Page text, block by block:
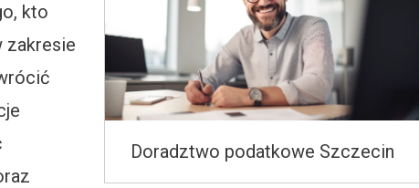
Doradztwo podatkowe Szczecin
kto
zakresie